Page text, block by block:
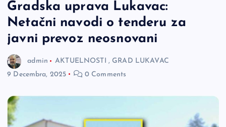
Gradska uprava Lukavac:
Netačni navodi o tenderu za
javni prevoz neosnovani
admin AKTUELNOSTI , GRAD LUKAVAC
9 Decembra, 2025
0 Comments